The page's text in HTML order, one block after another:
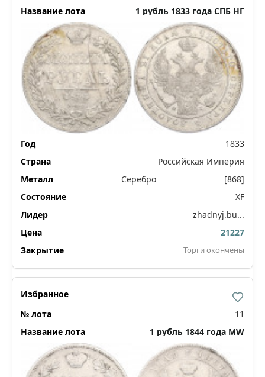
1 рубль 1833 года СПБ НГ
1833
Российская Империя
Серебро
[868]
XF
zhadnyj.bu...
21227
Торги окончены
11
1 рубль 1844 года MW